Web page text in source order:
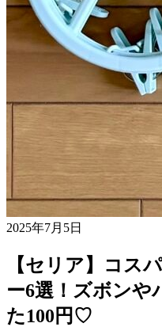
2025年7月5日
【セリア】コス
ー6選！ズボンや
た100円♡